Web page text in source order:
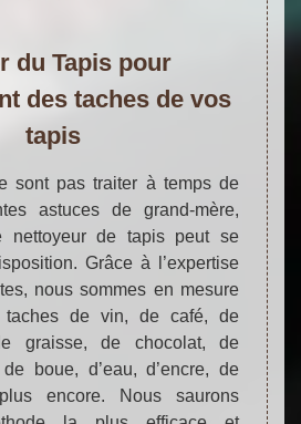
du Tapis pour
des taches de vos
tapis
sont pas traiter à temps de
astuces de grand-mère,
nettoyeur de tapis peut se
Grâce à l’expertise
nous sommes en mesure
taches de vin, de café, de
graisse, de chocolat, de
boue, d’eau, d’encre, de
encore. Nous saurons